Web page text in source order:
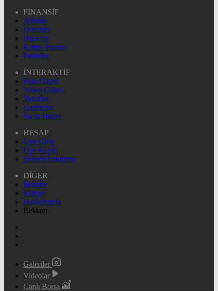
FİNANSİF
Altınlar
Dövizler
Hisseler
Kripto Paralar
Pariteler
İNTERAKTİF
Foto Galeri
Video Galeri
Yazarlar
Gazeteler
Sıcak Haber
HESAP
Üye Giriş
Üye Kayıt
Şifremi Unuttum
DİĞER
İletişim
Künye
Hakkımızda
Reklam
Galeriler
Videolar
Canlı Borsa